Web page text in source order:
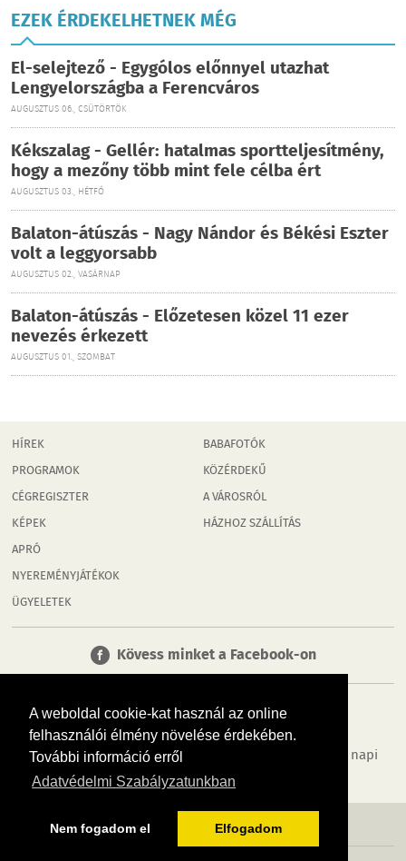
A weboldal cookie-kat használ az online
felhasználói élmény növelése érdekében.
További információ erről
Adatvédelmi Szabályzatunkban
Nem fogadom el Elfogadom
EZEK ÉRDEKELHETNEK MÉG
El-selejtező - Egygólos előnnyel utazhat
Lengyelországba a Ferencváros
AUGUSZTUS 06., CSÜTÖRTÖK
Kékszalag - Gellér: hatalmas sportteljesítmény,
hogy a mezőny több mint fele célba ért
AUGUSZTUS 03., HÉTFŐ
Balaton-átúszás - Nagy Nándor és Békési Eszter
volt a leggyorsabb
AUGUSZTUS 02., VASÁRNAP
Balaton-átúszás - Előzetesen közel 11 ezer
nevezés érkezett
AUGUSZTUS 01., SZOMBAT
HÍREK
PROGRAMOK
CÉGREGISZTER
KÉPEK
APRÓ
NYEREMÉNYJÁTÉKOK
ÜGYELETEK
BABAFOTÓK
KÖZÉRDEKŰ
A VÁROSRÓL
HÁZHOZ SZÁLLÍTÁS
Kövess minket a Facebook-on
Tudj meg többet városodról! Hírek, programok, képek, napi
menü, cégek…. és minden, ami Tatabánya
MÉDIAAJÁNLÓ ADATVÉDELEM IMPRESSZUM RÓLUNK